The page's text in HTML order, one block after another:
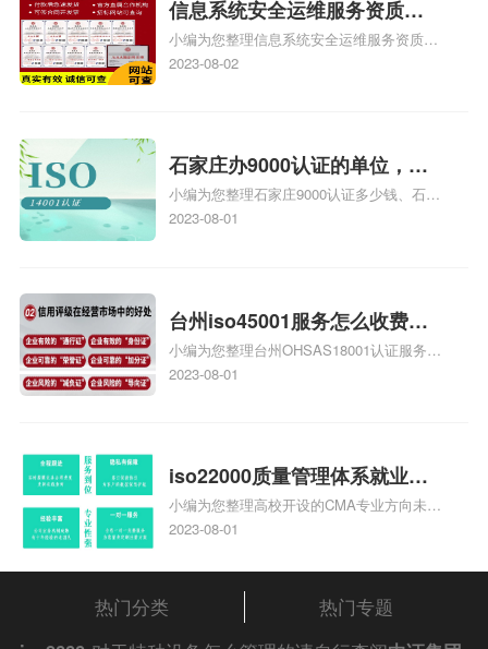
信息系统安全运维服务资质二
级费用，信息系统安全运维服
务资质二级
小编为您整理信息系统安全运维服务资质认
证证书机构有哪些、安全运维服务资质的费
体系认证知识，详情可查看下方正文！
2023-08-02
石家庄办9000认证的单位，石
家庄9000认证的公司
小编为您整理石家庄9000认证多少钱、石家
庄9000认证价格多少钱、石家庄9000认证
2023-08-01
台州iso45001服务怎么收费，
台州iso45001认证服务怎么收
费
小编为您整理台州OHSAS18001认证服务中
心哪家收费便宜、台州ISO9000认证，哪个
标准是什么相关iso体系认证知识，详情可
查看下方正文！
2023-08-01
iso22000质量管理体系就业方
向，质量管理与认证就业方向
小编为您整理高校开设的CMA专业方向未来
就业前景及就业方向如何、cma就业方向有
和cma未来就业方向、大学生考完cma，就
哪些就业方向相关iso体系认证知识，详情
可查看下方正文！
2023-08-01
热门分类
热门专题